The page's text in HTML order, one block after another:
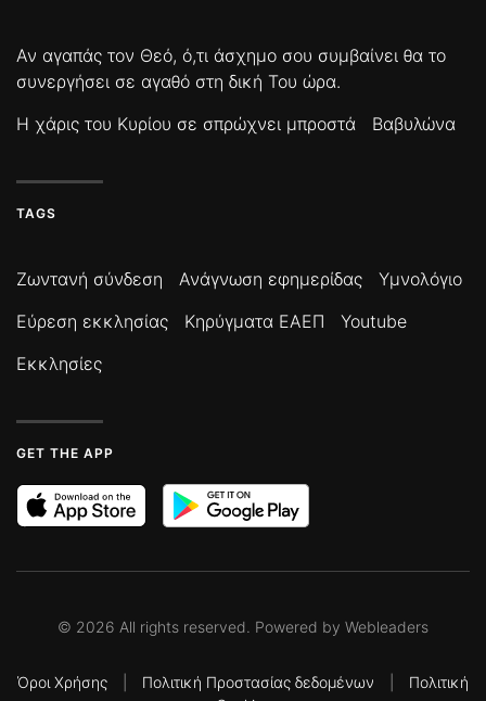
Αν αγαπάς τον Θεό, ό,τι άσχημο σου συμβαίνει θα το
συνεργήσει σε αγαθό στη δική Του ώρα.
Η χάρις του Κυρίου σε σπρώχνει μπροστά
Βαβυλώνα
TAGS
Ζωντανή σύνδεση Ανάγνωση εφημερίδας
Υμνολόγιο
Εύρεση εκκλησίας
Κηρύγματα ΕΑΕΠ
Youtube
Εκκλησίες
GET THE APP
© 2026 All rights reserved. Powered by Webleaders
Όροι Χρήσης Πολιτική Προστασίας δεδομένων
Πολιτική